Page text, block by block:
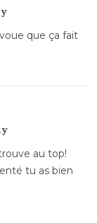
que ça fait
au top!
tu as bien